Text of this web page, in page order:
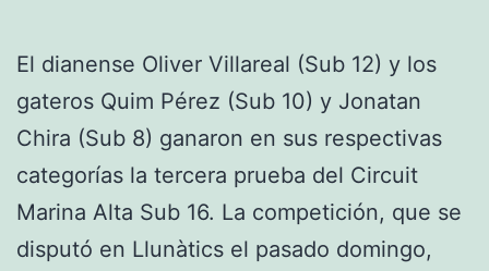
El dianense Oliver Villareal (Sub 12) y los
gateros Quim Pérez (Sub 10) y Jonatan
Chira (Sub 8) ganaron en sus respectivas
categorías la tercera prueba del Circuit
Marina Alta Sub 16. La competición, que se
disputó en Llunàtics el pasado domingo,